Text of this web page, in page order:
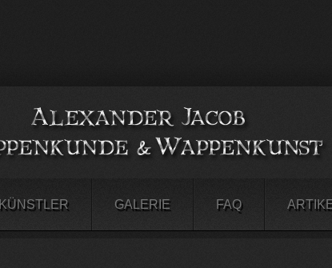
KÜNSTLER GALERIE FAQ